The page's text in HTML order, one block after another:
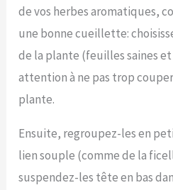
de vos herbes aromatiques,
une bonne cueillette:
de la plante (feuilles saines
attention à ne pas trop
plante.
Ensuite, regroupez-les en
lien souple (comme de la
suspendez-les tête en bas